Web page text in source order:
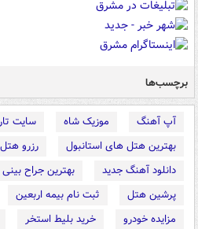
برچسب‌ها
آپ آهنگ موزیک شاه
سایت
بهترین هتل های استانبول
رزرو
دانلود آهنگ جدید
بهترین جراح
پرشین هتل
ثبت نام بیمه اربعین
مزایده خودرو
خرید بلیط استخر